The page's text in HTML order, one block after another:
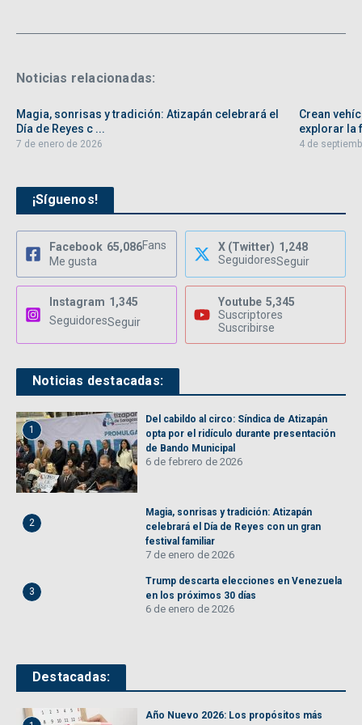
Noticias relacionadas:
Magia, sonrisas y tradición: Atizapán celebrará el
Día de Reyes c ...
7 de enero de 2026
Crean
explorar la
4 de
¡Síguenos!
Facebook 65,086Fans
Me gusta
X (Twitter) 1,248
SeguidoresSeguir
Instagram 1,345
SeguidoresSeguir
Youtube 5,345
Suscriptores
Suscribirse
Noticias destacadas:
1
Del cabildo al circo: Síndica de Atizapán
opta por el ridículo durante presentación
de Bando Municipal
6 de febrero de 2026
2
Magia, sonrisas y tradición: Atizapán
celebrará el Día de Reyes con un gran
festival familiar
7 de enero de 2026
3
Trump descarta elecciones en Venezuela
en los próximos 30 días
6 de enero de 2026
Destacadas:
Año Nuevo 2026: Los propósitos más